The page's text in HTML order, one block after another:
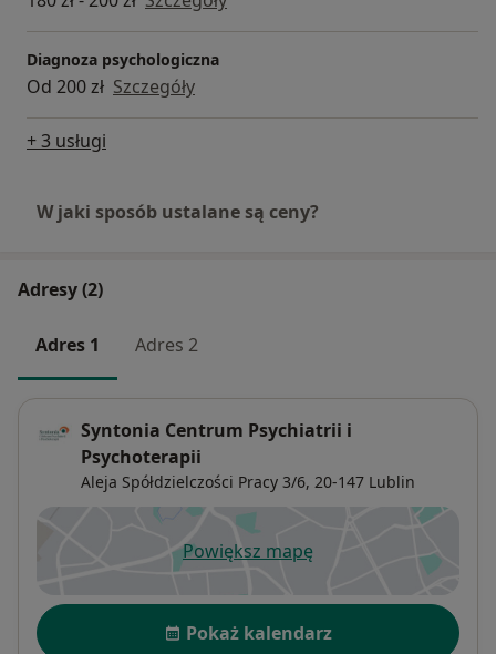
Diagnoza psychologiczna
Od 200 zł Szczegóły
+ 3 usługi
W jaki sposób ustalane są ceny?
Adresy (2)
Adres 1 Adres 2
Syntonia Centrum Psychiatrii i
Psychoterapii
Aleja Spółdzielczości Pracy 3/6, 20-147 Lublin
Powiększ mapęotwiera się w nowej karcie
Dostępność
Pokaż kalendarz